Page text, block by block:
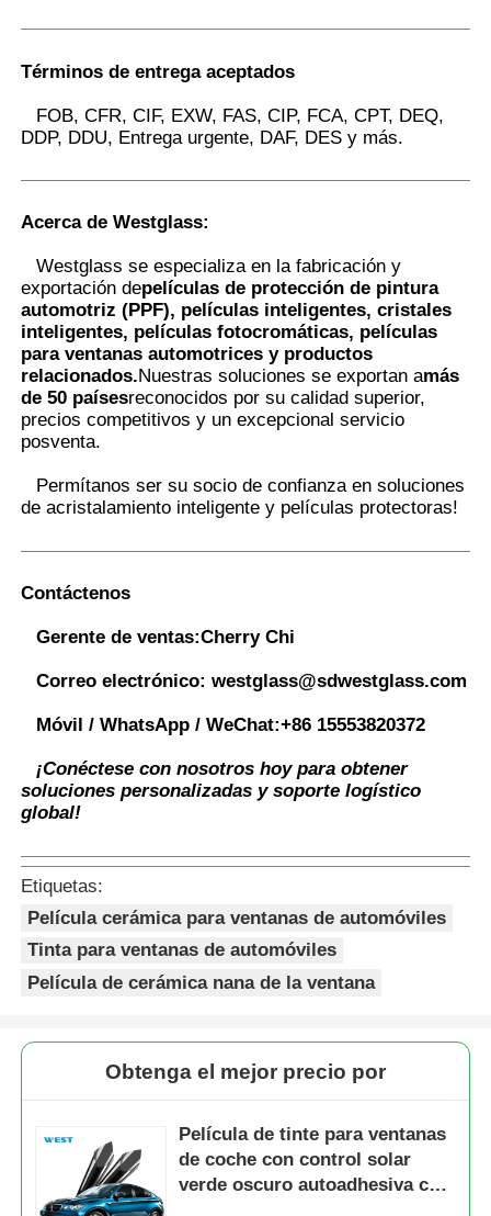
Términos de entrega aceptados
FOB, CFR, CIF, EXW, FAS, CIP, FCA, CPT, DEQ,
DDP, DDU, Entrega urgente, DAF, DES y más.
Acerca de Westglass:
Westglass se especializa en la fabricación y
exportación depelículas de protección de pintura
automotriz (PPF), películas inteligentes, cristales
inteligentes, películas fotocromáticas, películas
para ventanas automotrices y productos
relacionados.Nuestras soluciones se exportan amás
de 50 paísesreconocidos por su calidad superior,
precios competitivos y un excepcional servicio
posventa.
Permítanos ser su socio de confianza en soluciones
de acristalamiento inteligente y películas protectoras!
Contáctenos
Gerente de ventas:Cherry Chi
Correo electrónico: westglass@sdwestglass.com
Móvil / WhatsApp / WeChat:+86 15553820372
¡Conéctese con nosotros hoy para obtener
soluciones personalizadas y soporte logístico
global!
Etiquetas:
Película cerámica para ventanas de automóviles
Tinta para ventanas de automóviles
Película de cerámica nana de la ventana
Obtenga el mejor precio por
Película de tinte para ventanas
de coche con control solar
verde oscuro autoadhesiva con